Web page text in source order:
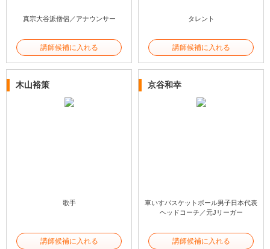
真宗大谷派僧侶／アナウンサー
講師候補に入れる
タレント
講師候補に入れる
木山裕策
歌手
講師候補に入れる
京谷和幸
車いすバスケットボール男子日本代表
ヘッドコーチ／元Jリーガー
講師候補に入れる